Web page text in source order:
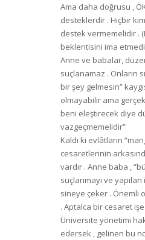
Ama daha doğrusu ,
desteklerdir . Hiçbir
destek vermemelidir .
beklentisini ima
Anne ve babalar,
suçlanamaz . Onların
bir şey gelmesin”
olmayabilir ama
beni eleştirecek diye
vazgeçmemelidir”
Kaldı ki evlâtların
cesaretlerinin
vardır . Anne baba ,
suçlanmayı ve yapılan
sineye çeker . Önemli
. Aptalca bir cesaret
Üniversite yönetimi
edersek , gelinen bu